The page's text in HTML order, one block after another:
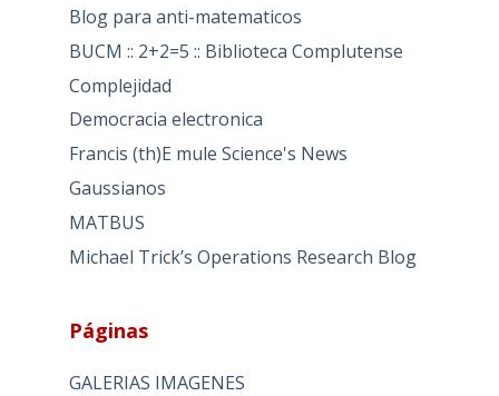
Blog para anti-matematicos
BUCM :: 2+2=5 :: Biblioteca Complutense
Complejidad
Democracia electronica
Francis (th)E mule Science's News
Gaussianos
MATBUS
Michael Trick’s Operations Research Blog
Páginas
GALERIAS IMAGENES